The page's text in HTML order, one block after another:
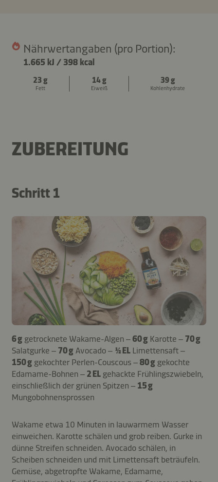
Nährwertangaben (pro Portion):
1.665 kJ / 398 kcal
23 g
Fett
14 g
Eiweiß
39 g
Kohlenhydrate
ZUBEREITUNG
Schritt 1
6 g getrocknete Wakame-Algen –60 g Karotte – 70 g
Salatgurke – 70 g Avocado – ½ EL Limettensaft –
150 g gekochter Perlen-Couscous –80 g gekochte
Edamame-Bohnen – 2 EL gehackte Frühlingszwiebeln,
einschließlich der grünen Spitzen – 15 g
Mungobohnensprossen
Wakame etwa 10 Minuten in lauwarmem Wasser
einweichen. Karotte schälen und grob reiben. Gurke in
dünne Streifen schneiden. Avocado schälen, in
Scheiben schneiden und mit Limettensaft beträufeln.
Gemüse, abgetropfte Wakame, Edamame,